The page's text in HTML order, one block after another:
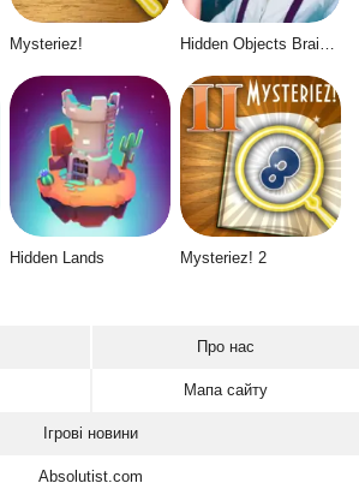
Mysteriez!
Hidden Lands Mysteriez! 2
Про нас
Мапа сайту
Ігрові новини
Absolutist.com